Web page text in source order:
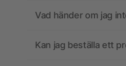
Vad händer om jag
Kan jag beställa ett